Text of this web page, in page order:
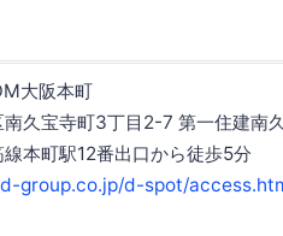
大阪本町
南久宝寺町3丁目2-7 第一住建南
本町駅12番出口から徒歩5分
group.co.jp/d-spot/